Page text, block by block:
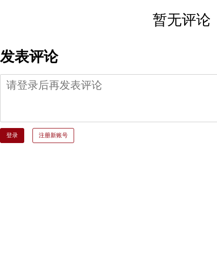
暂无评论
发表评论
登录 注册新账号